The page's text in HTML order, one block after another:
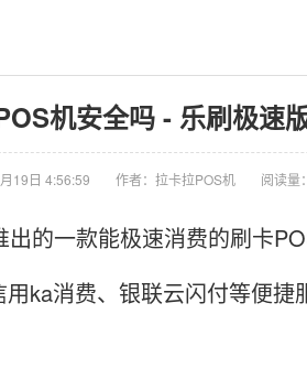
机安全吗 - 乐刷极速
19日 4:56:59 作者：拉卡拉POS机 阅读量
的一款能极速消费的刷卡
ka消费、银联云闪付等便